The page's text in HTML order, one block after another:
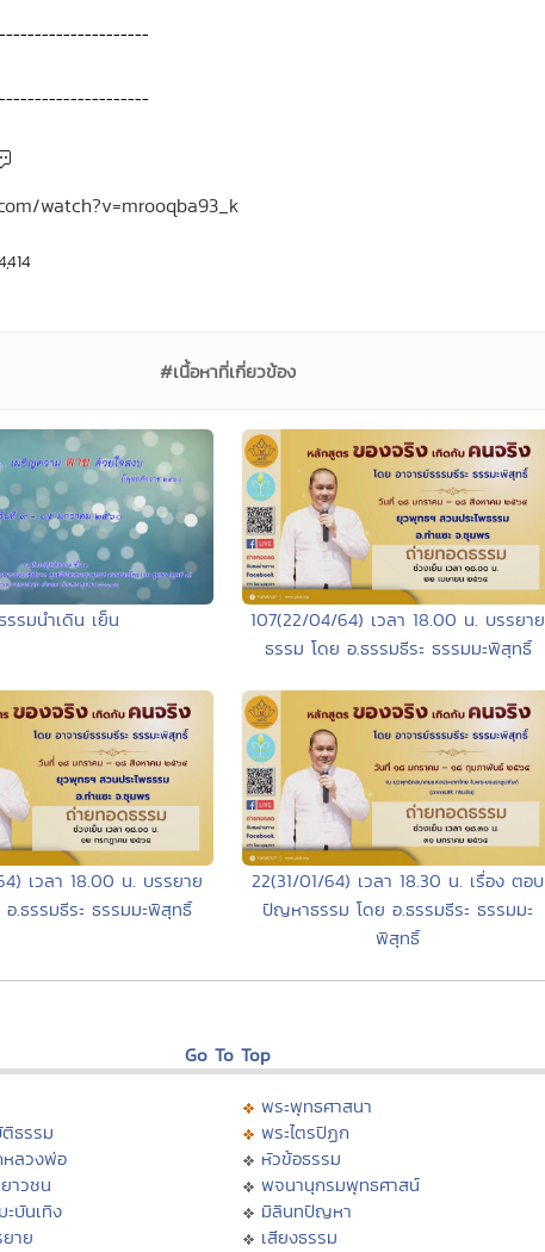
watch?v=mrooqba93_k
#เนื้อหาที่เกี่ยวข้อง
รรมนำเดิน เย็น
107(22/04/64) เวลา 18.00 น. บรรยาย
ธรรม โดย อ.ธรรมธีระ ธรรมมะพิสุทธิ์
เวลา 18.00 น. บรรยาย
.ธรรมธีระ ธรรมมะพิสุทธิ์
22(31/01/64) เวลา 18.30 น. เรื่อง ตอบ
ปัญหาธรรม โดย อ.ธรรมธีระ ธรรมมะ
พิสุทธิ์
Go To Top
ธรรม
หลวงพ่อ
าวชน
ะบันเทิง
าย
พระพุทธศาสนา
พระไตรปิฏก
หัวข้อธรรม
พจนานุกรมพุทธศาสน์
มิลินทปัญหา
เสียงธรรม